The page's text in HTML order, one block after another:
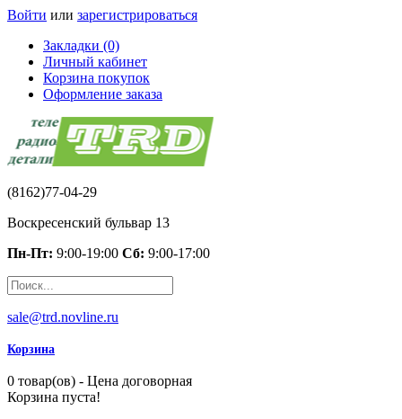
Войти или зарегистрироваться
Закладки (0)
Личный кабинет
Корзина покупок
Оформление заказа
(8162)77-04-29
Воскресенский бульвар 13
Пн-Пт: 9:00-19:00 Сб: 9:00-17:00
sale@trd.novline.ru
Корзина
0 товар(ов) - Цена договорная
Корзина пуста!